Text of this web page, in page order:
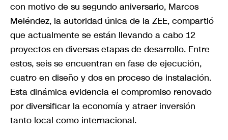
con motivo de su segundo aniversario, Marcos
Meléndez, la autoridad única de la ZEE, compartió
que actualmente se están llevando a cabo 12
proyectos en diversas etapas de desarrollo. Entre
estos, seis se encuentran en fase de ejecución,
cuatro en diseño y dos en proceso de instalación.
Esta dinámica evidencia el compromiso renovado
por diversificar la economía y atraer inversión
tanto local como internacional.